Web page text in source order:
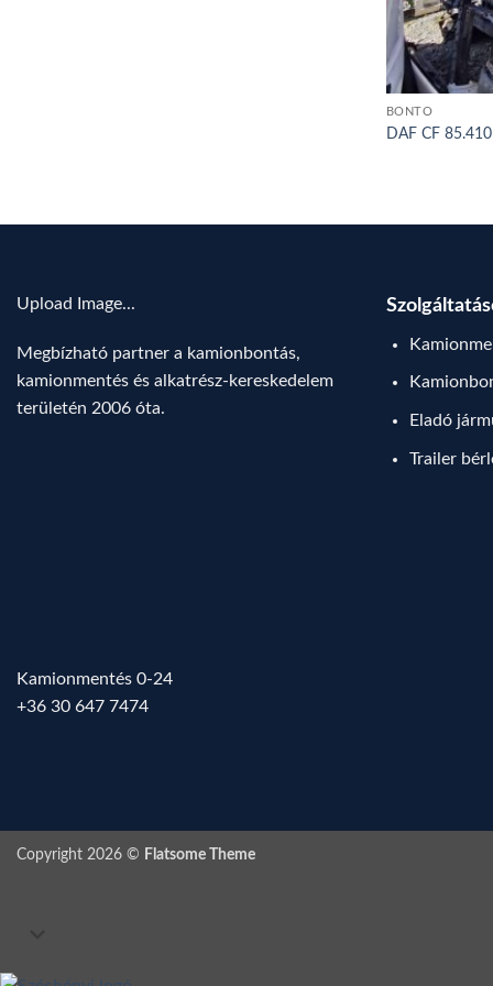
BONTÓ
DAF CF
Upload Image...
Megbízható partner a kamionbontás,
kamionmentés és alkatrész-kereskedelem
területén 2006 óta.
Eladó
Trailer
Kamionmentés 0-24
+36 30 647 7474
Copyright 2026 © Flatsome Theme